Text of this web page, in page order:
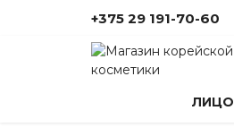
+375 29 191-70-60
ЛИЦО